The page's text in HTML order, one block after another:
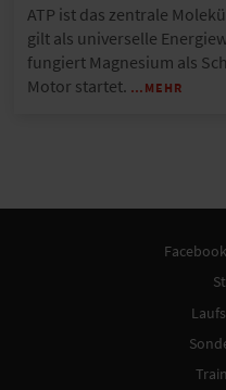
ATP ist das zentrale
gilt als universelle
fungiert Magnesium als
Motor startet. …MEHR
Facebook